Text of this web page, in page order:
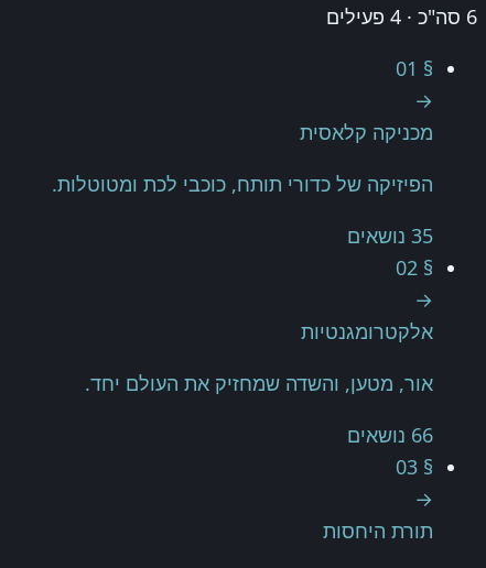
6 סה"כ · 4 פעילים
§ 01
→
מכניקה קלאסית
הפיזיקה של כדורי תותח, כוכבי לכת ומטוטלות.
35 נושאים
§ 02
→
אלקטרומגנטיות
אור, מטען, והשדה שמחזיק את העולם יחד.
66 נושאים
§ 03
→
תורת היחסות